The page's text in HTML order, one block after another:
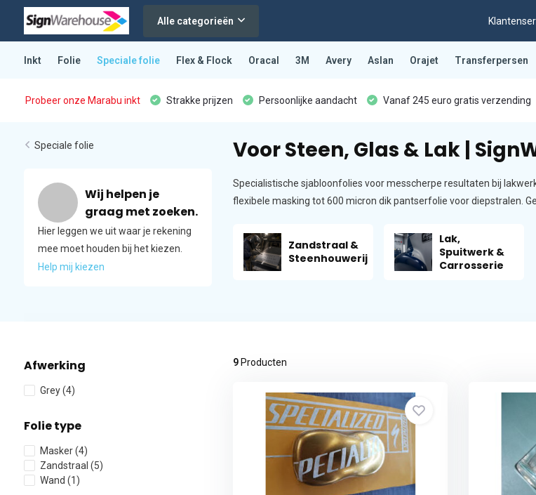
Alle categorieën
Inkt Folie Speciale folie Flex & Flock Oracal 3M Avery Aslan Orajet Transferpersen
Probeer onze Marabu inkt Strakke prijzen Persoonlijke aandacht Vanaf 245 euro gratis verzending
Speciale folie
Wij helpen je
graag met zoeken.
Hier leggen we uit waar je rekening
mee moet houden bij het kiezen.
Help mij kiezen
Voor Steen, Glas & Lak |
Specialistische sjabloonfolies voor messcherpe resultaten bij
flexibele masking tot 600 micron dik pantserfolie voor diepstralen.
Zandstraal &
Steenhouwerij
Lak,
Spuitwerk &
Carrosserie
Afwerking
Grey(4)
Folie type
Masker(4)
Zandstraal (5)
Wand (1)
9Producten